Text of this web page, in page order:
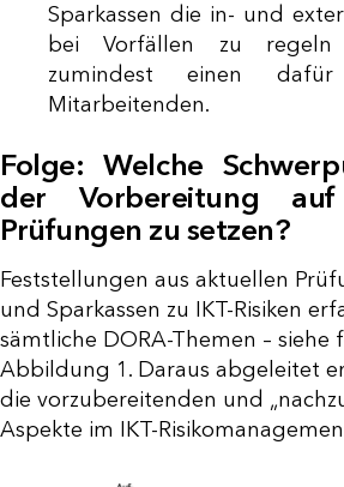
Sparkassen die in- und
bei Vorfällen zu regeln
zumindest einen dafür
Mitarbeitenden.
Folge: Welche
der Vorbereitung auf
Prüfungen zu setzen?
Feststellungen aus aktuellen
und Sparkassen zu IKT-Risiken
sämtliche DORA-Themen – siehe
Abbildung 1. Daraus abgeleitet
die vorzubereitenden und
Aspekte im IKT-